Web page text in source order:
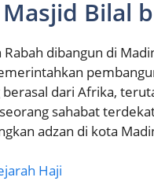
Bilal
Rabah dibangun di
dari Afrika,
sahabat
adzan di kota
Haji